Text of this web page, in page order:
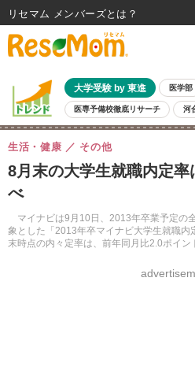
大学受験 by 東進 医学部
医専予備校徹底リサーチ 河
親子で考える大学選び 高校受験 中学
共通テスト 夏休み
8月開催イベント・WS 全国公立高校 過去問
自由研究教材（小学生向け）
8月末の大学生就職内定
べ
マイナビは9月10日、2013年卒業予定の
象とした「2013年卒マイナビ大学生就職内
末時点の内々定率は、前年同月比2.0ポイ
生活・健康 その他
リセマム メンバーズ